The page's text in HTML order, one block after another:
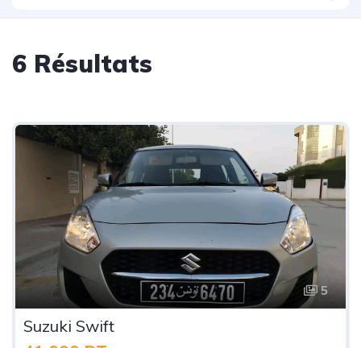
6 Résultats
5
Suzuki Swift